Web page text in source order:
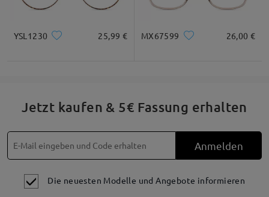
YSL1230 25,99 € MX67599 26,00 €
Jetzt kaufen & 5€ Fassung erhalten
Anmelden
Die neuesten Modelle und Angebote informieren